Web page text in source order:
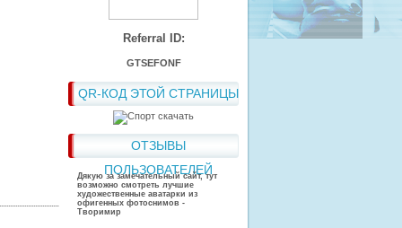
Referral ID:
GTSEFONF
QR-КОД ЭТОЙ СТРАНИЦЫ
ОТЗЫВЫ
ПОЛЬЗОВАТЕЛЕЙ
Дякую за замечательный сайт, тут
возможно смотреть лучшие
художественные аватарки из
офигенных фотоснимов -
Творимир